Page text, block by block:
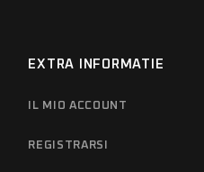
EXTRA INFORMATIE
IL MIO ACCOUNT
REGISTRARSI